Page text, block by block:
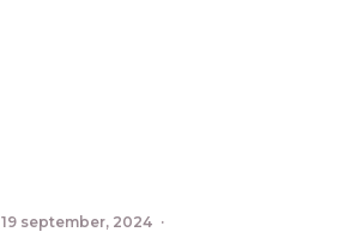
19 september, 2024 ·